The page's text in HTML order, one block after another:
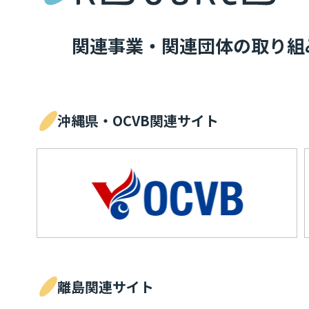
関連事業・関連団体の取り
沖縄県・OCVB関連サイト
離島関連サイト